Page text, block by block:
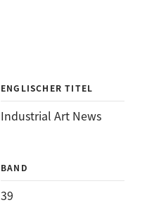
ENGLISCHER TITEL
Industrial Art News
BAND
39